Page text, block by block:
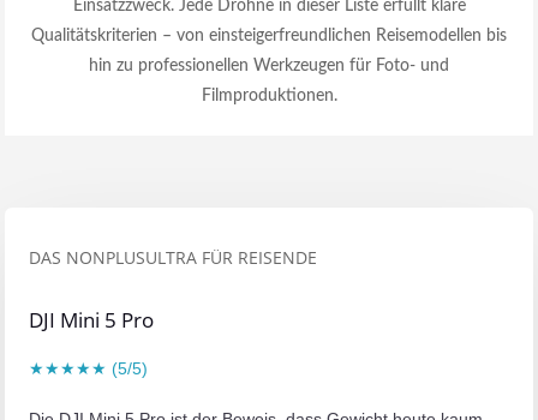
Einsatzzweck. Jede Drohne in dieser Liste erfüllt klare
Qualitätskriterien – von einsteigerfreundlichen Reisemodellen bis
hin zu professionellen Werkzeugen für Foto- und
Filmproduktionen.
DAS NONPLUSULTRA FÜR REISENDE
DJI Mini 5 Pro
★★★★★ (5/5)